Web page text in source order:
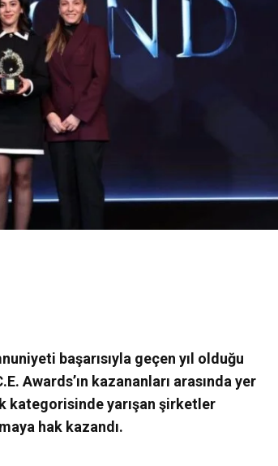
başarısıyla geçen yıl olduğu
Awards’ın kazananları arasında yer
kategorisinde yarışan şirketler
hak kazandı.